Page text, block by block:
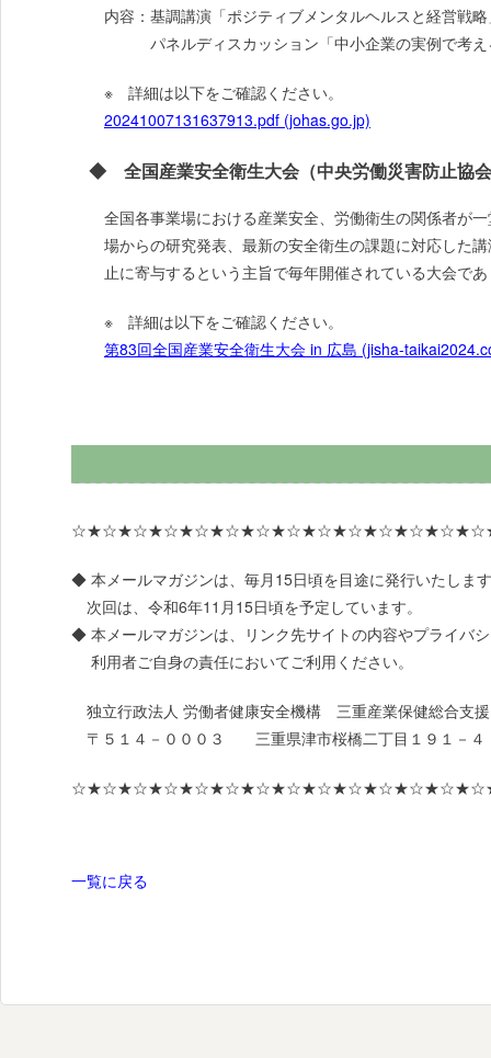
内容：基調講演「ポジティブメンタルヘルスと経営戦
パネルディスカッション「中小企業の実例で考え
※ 詳細は以下をご確認ください。
20241007131637913.pdf (johas.go.jp)
◆ 全国産業安全衛生大会（中央労働災害防止協
全国各事業場における産業安全、労働衛生の関係者が
場からの研究発表、最新の安全衛生の課題に対応した
止に寄与するという主旨で毎年開催されている大会で
※ 詳細は以下をご確認ください。
第83回全国産業安全衛生大会 in 広島 (jisha-
◆ 本メールマガジンは、毎月15日頃を目途に発行いたしま
次回は、令和6年11月15日頃を予定しています。
◆ 本メールマガジンは、リンク先サイトの内容やプライバ
利用者ご自身の責任においてご利用ください。
独立行政法人 労働者健康安全機構 三重産業保健総合支
〒５１４－０００３ 三重県津市桜橋二丁目１９１－
一覧に戻る